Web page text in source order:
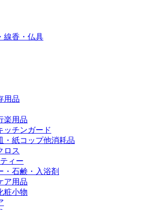
線香・仏具
用品
楽用品
ッチンガード
・紙コップ他消耗品
ロス
ィー
・石鹸・入浴剤
ア用品
粧小物